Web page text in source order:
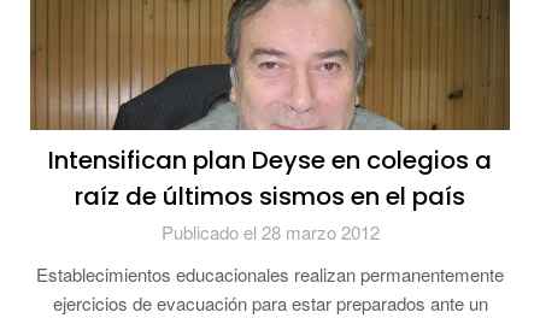
Intensifican plan Deyse en colegios a
raíz de últimos sismos en el país
Publicado el 28 marzo 2012
Establecimientos educacionales realizan permanentemente
ejercicios de evacuación para estar preparados ante un